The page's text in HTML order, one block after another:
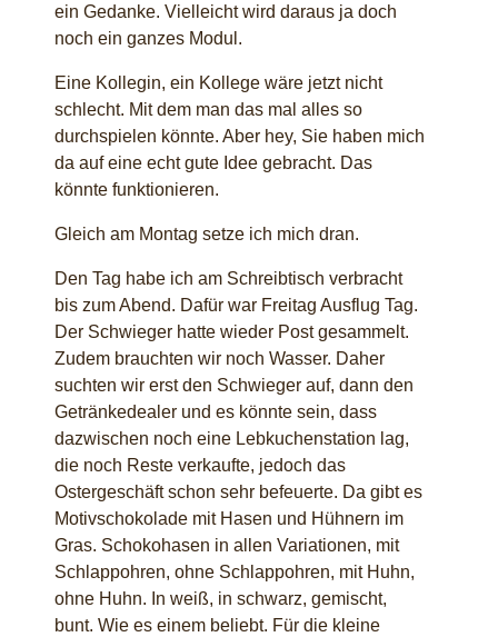
ein Gedanke. Vielleicht wird daraus ja doch
noch ein ganzes Modul.
Eine Kollegin, ein Kollege wäre jetzt nicht
schlecht. Mit dem man das mal alles so
durchspielen könnte. Aber hey, Sie haben mich
da auf eine echt gute Idee gebracht. Das
könnte funktionieren.
Gleich am Montag setze ich mich dran.
Den Tag habe ich am Schreibtisch verbracht
bis zum Abend. Dafür war Freitag Ausflug Tag.
Der Schwieger hatte wieder Post gesammelt.
Zudem brauchten wir noch Wasser. Daher
suchten wir erst den Schwieger auf, dann den
Getränkedealer und es könnte sein, dass
dazwischen noch eine Lebkuchenstation lag,
die noch Reste verkaufte, jedoch das
Ostergeschäft schon sehr befeuerte. Da gibt es
Motivschokolade mit Hasen und Hühnern im
Gras. Schokohasen in allen Variationen, mit
Schlappohren, ohne Schlappohren, mit Huhn,
ohne Huhn. In weiß, in schwarz, gemischt,
bunt. Wie es einem beliebt. Für die kleine